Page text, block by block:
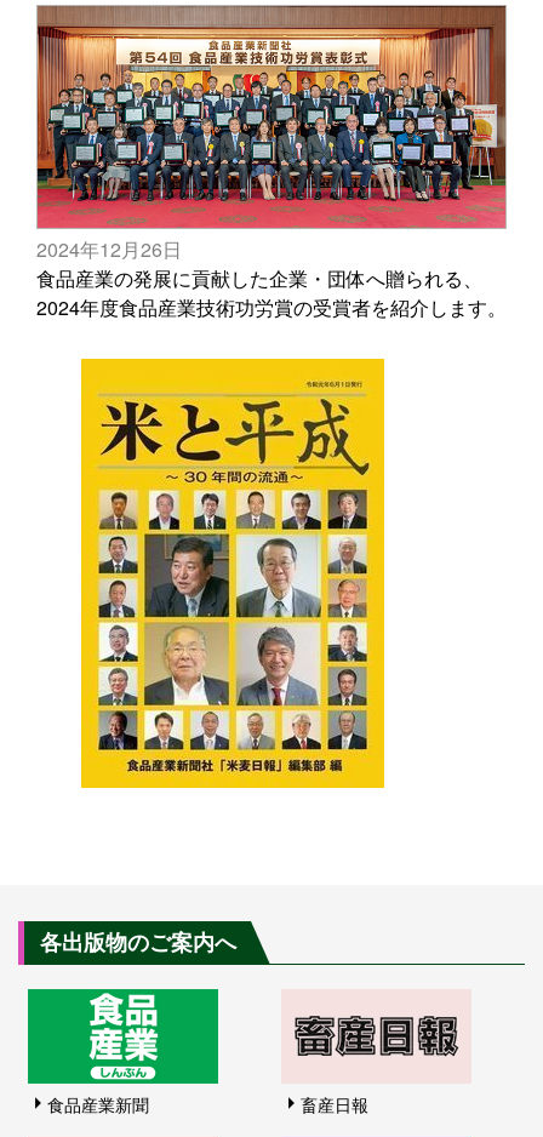
2024年12月26日
食品産業の発展に貢献した企業・団体へ贈られる、
2024年度食品産業技術功労賞の受賞者を紹介します。
各出版物のご案内へ
食品産業新聞 畜産日報